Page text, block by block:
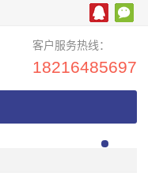
客户服务热线：
18216485697